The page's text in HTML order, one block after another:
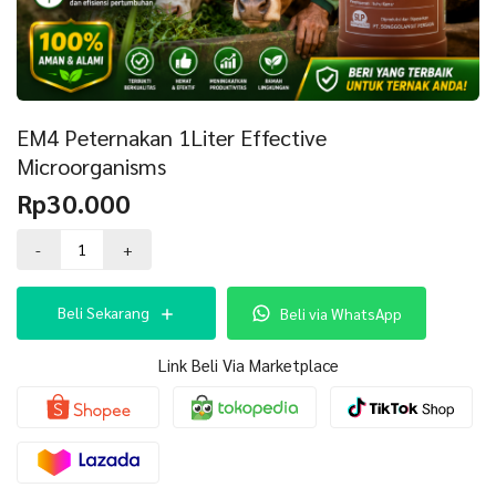
EM4 Peternakan 1Liter Effective
Microorganisms
Rp30.000
-
EM4
Effective
Microorganisms
+
Beli Sekarang Beli via WhatsApp
Link Beli Via Marketplace